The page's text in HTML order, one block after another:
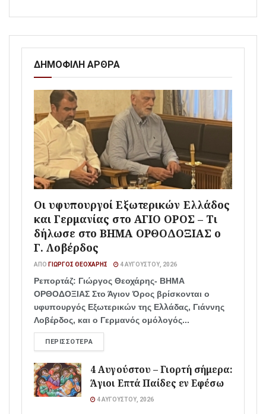
ΔΗΜΟΦΙΛΗ ΑΡΘΡΑ
Οι υφυπουργοί Εξωτερικών Ελλάδος
και Γερμανίας στο ΑΓΙΟ ΟΡΟΣ – Τι
δήλωσε στο ΒΗΜΑ ΟΡΘΟΔΟΞΙΑΣ ο
Γ. Λοβέρδος
ΑΠΌ ΓΙΏΡΓΟΣ ΘΕΟΧΆΡΗΣ 4 ΑΥΓΟΎΣΤΟΥ, 2026
Ρεπορτάζ: Γιώργος Θεοχάρης- ΒΗΜΑ
ΟΡΘΟΔΟΞΙΑΣ Στο Άγιον Όρος βρίσκονται ο
υφυπουργός Εξωτερικών της Ελλάδας, Γιάννης
Λοβέρδος, και ο Γερμανός ομόλογός...
ΠΕΡΙΣΣΌΤΕΡΑ
4 Αυγούστου – Γιορτή σήμερα:
Άγιοι Επτά Παίδες εν Εφέσω
4 ΑΥΓΟΎΣΤΟΥ, 2026